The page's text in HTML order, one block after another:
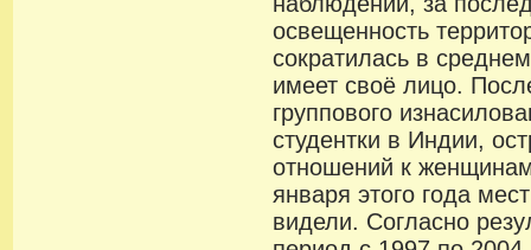
освещенность
сократилась в
имеет своё лицо.
группового
студентки в Индии,
отношений к
января этого года
видели. Согласно